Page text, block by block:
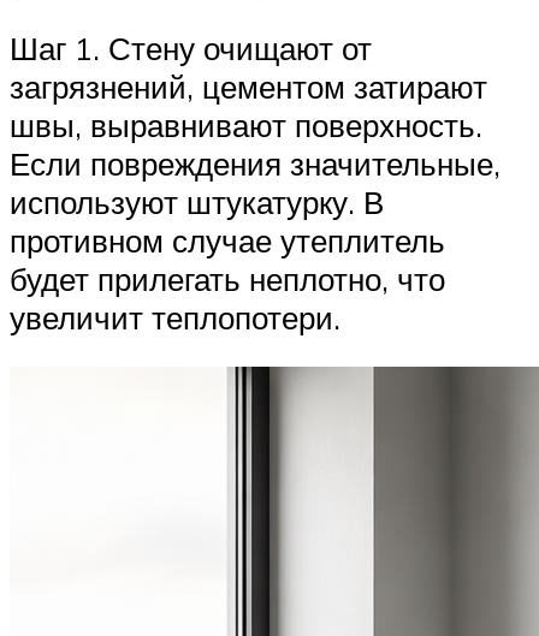
Шаг 1. Стену очищают от
загрязнений, цементом затирают
швы, выравнивают поверхность.
Если повреждения значительные,
используют штукатурку. В
противном случае утеплитель
будет прилегать неплотно, что
увеличит теплопотери.